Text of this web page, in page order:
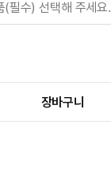
(필수) 선택해 주세요.
장바구니